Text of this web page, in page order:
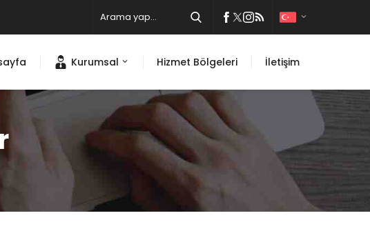
Kurumsal Hizmet Bölgeleri İletişim